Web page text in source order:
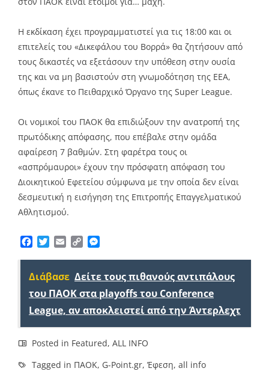
Η εκδίκαση έχει προγραμματιστεί για τις 18:00 και οι
επιτελείς του «Δικεφάλου του Βορρά» θα ζητήσουν από
τους δικαστές να εξετάσουν την υπόθεση στην ουσία
της και να μη βασιστούν στη γνωμοδότηση της ΕΕΑ,
όπως έκανε το Πειθαρχικό Όργανο της Super League.
Οι νομικοί του ΠΑΟΚ θα επιδιώξουν την ανατροπή της
πρωτόδικης απόφασης, που επέβαλε στην ομάδα
αφαίρεση 7 βαθμών. Στη φαρέτρα τους οι
«ασπρόμαυροι» έχουν την πρόσφατη απόφαση του
Διοικητικού Εφετείου σύμφωνα με την οποία δεν είναι
δεσμευτική η εισήγηση της Επιτροπής Επαγγελματικού
Αθλητισμού.
Facebook
TwitterEmailCopy
Διάβασε Δείτε τους πιθανούς αντιπάλους
του ΠΑΟΚ στα playoffs του Conference
League, αν αποκλειστεί από την Άντερλεχτ
Posted in Featured, ALL INFO
Tagged in ΠΑΟΚ, G-Point.gr, Έφεση, all info